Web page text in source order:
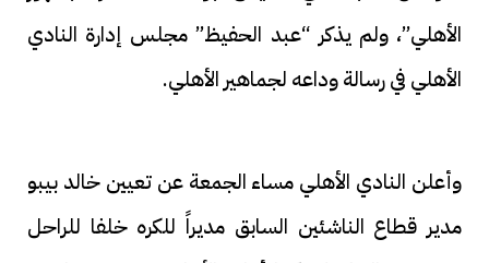
الأهلي”، ولم يذكر “عبد الحفيظ” مجلس إدارة النادي
الأهلي في رسالة وداعه لجماهير الأهلي.
وأعلن النادي الأهلي مساء الجمعة عن تعيين خالد بيبو
مدير قطاع الناشئين السابق مديراً للكره خلفا للراحل